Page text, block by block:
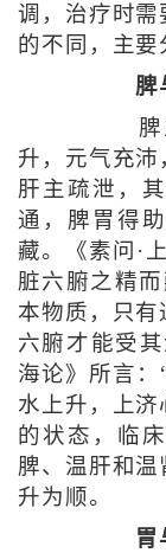
调，治疗时需
的不同，主要
脾
脾主
升，元气充沛
肝主疏泄，
通，脾胃得
藏。《素问·
脏六腑之精
本物质，只
六腑才能受
海论》所言：
水上升，上
的状态，临
脾、温肝和
升为顺。
胃